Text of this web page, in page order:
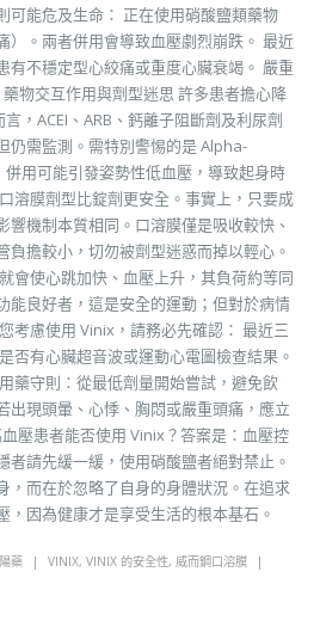
可能危及生命： 正在使用硝酸鹽類藥物
）。兩者併用會導致血壓劇烈崩跌。 最近
有不穩定型心絞痛或重度心臟衰竭。 嚴重
物交互作用與劑型迷思 許多患者擔心降
，ACEI、ARB、鈣離子阻斷劑及利尿劑
仍需監測。需特別警惕的是 Alpha-
用可能引發姿勢性低血壓，導致起身時
溶膜劑型比錠劑更安全。事實上，只要成
響機制本質相同。口溶膜僅是吸收較快、
負擔較小，切勿被劑型迷惑而掉以輕心。
會使心跳加快、血壓上升，其負荷約等同
能良好者，這是安全的運動；但對於病情
考慮使用 Vinix，請務必先確認： 最近三
否有心臟超音波或運動心電圖檢查結果。
藥守則：從最低劑量開始嘗試，避免飲
出現頭暈、心悸、胸悶或嚴重頭痛，應立
壓患者能否使用 Vinix？答案是：血壓控
者請先緩一緩，使用硝酸鹽者絕對禁止。
，而在於忽略了自身的身體狀況。在追求
，因為健康才是享受生活的根本基石。
藥 VINIX, VINIX 的安全性, 威而鋼口溶膜